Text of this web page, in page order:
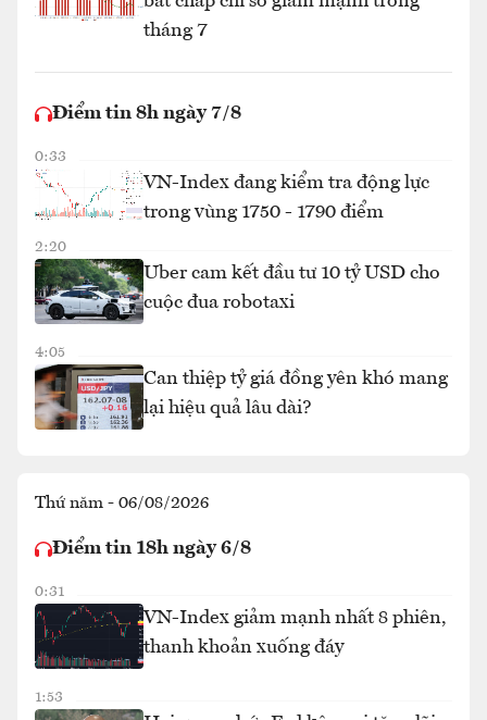
tháng 7
Điểm tin 8h ngày 7/8
0:33
VN-Index đang kiểm tra động lực
trong vùng 1750 - 1790 điểm
2:20
Uber cam kết đầu tư 10 tỷ USD cho
cuộc đua robotaxi
4:05
Can thiệp tỷ giá đồng yên khó mang
lại hiệu quả lâu dài?
Thứ năm - 06/08/2026
Điểm tin 18h ngày 6/8
0:31
VN-Index giảm mạnh nhất 8 phiên,
thanh khoản xuống đáy
1:53